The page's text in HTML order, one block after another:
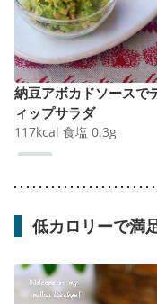
納豆アボカドソースで
ィップサラダ
117kcal 食塩 0.3g
低カロリーで満